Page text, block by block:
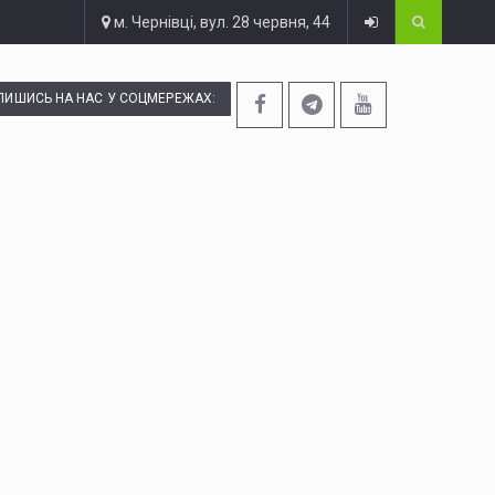
м. Чернівці, вул. 28 червня, 44
НА НАС У СОЦМЕРЕЖАХ: